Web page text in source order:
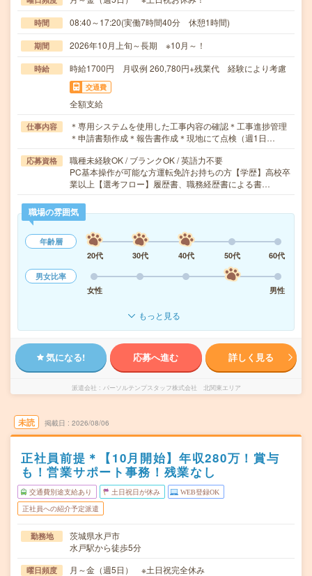
時間 08:40～17:20(実働7時間40分 休憩1時間)
期間 2026年10月上旬～長期 ※10月～！
時給 時給1700円 月収例 260,780円+残業代 経験により考慮
交通費
全額支給
仕事内容
＊専用システムを使用した工事内容の確認＊工事進捗管理
＊申請書類作成＊報告書作成＊現地にて点検（週1日…
応募資格
職種未経験OK / ブランクOK / 英語力不要
PC基本操作が可能な方運転免許お持ちの方【学歴】高校卒
業以上【選考フロー】履歴書、職務経歴書による書…
職場の雰囲気
年齢層
20代
30代 40代 50代
60代
男女比率
女性
男性
もっと見る
気になる! 応募へ進む 詳しく見る
派遣会社 パーソルテンプスタッフ株式会社 北関東エリア
未読 掲載日 2026/08/06
正社員前提＊【10月開始】年収280万！賞与
も！営業サポート事務！残業なし
交通費別途支給あり 土日祝日が休み WEB登録OK
正社員への紹介予定派遣
勤務地
茨城県水戸市
水戸駅から徒歩5分
曜日頻度 月～金（週5日） ※土日祝完全休み